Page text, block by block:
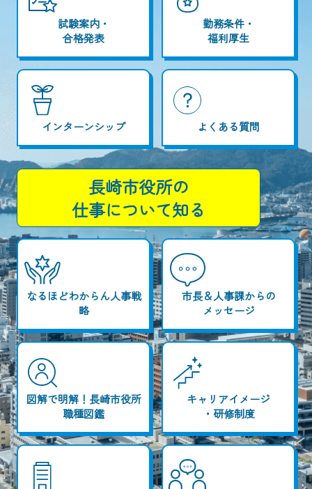
試験案内・
合格発表
勤務条件・
福利厚生
インターンシップ よくある質問
長崎市役所の
仕事について知る
なるほどわからん人事戦
略
市長＆人事課からの
メッセージ
図解で明解！長崎市役所
職種図鑑
キャリアイメージ
・研修制度